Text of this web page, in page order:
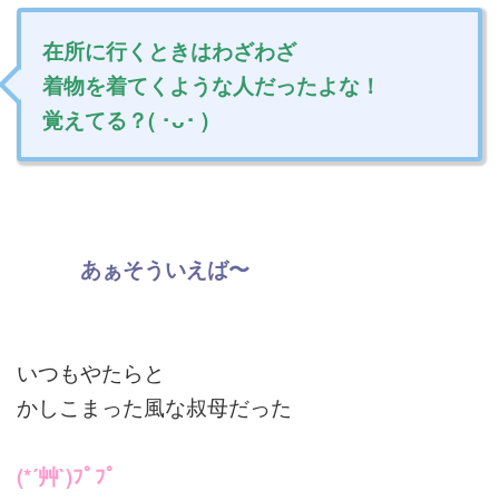
在所に行くときはわざわざ
着物を着てくような人だったよな！
覚えてる？( ･ᴗ･ )
あぁそういえば〜
いつもやたらと
かしこまった風な叔母だった
(*´艸`)ﾌﾟﾌﾟ